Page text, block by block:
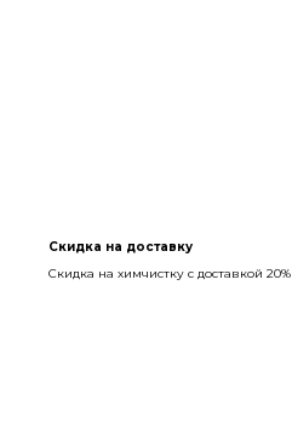
Скидка на доставку
Скидка на химчистку с доставкой 20%